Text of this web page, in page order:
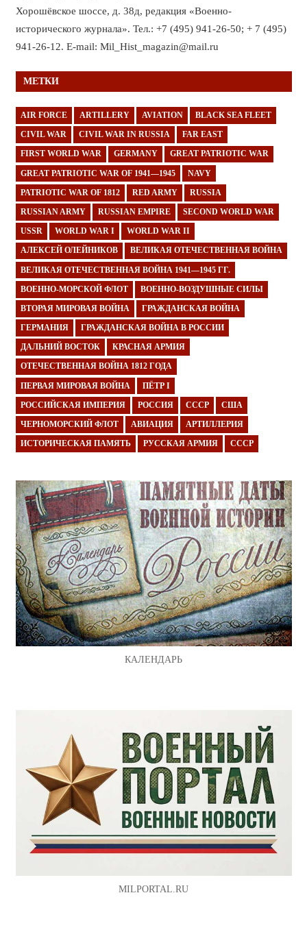
Хорошёвское шоссе, д. 38д, редакция «Военно-
исторического журнала». Тел.: +7 (495) 941-26-50; + 7 (495)
941-26-12. E-mail: Mil_Hist_magazin@mail.ru
МЕТКИ
AIR FORCE ARTILLERY AVIATION BLACK SEA FLEET
CIVIL WAR CIVIL WAR IN RUSSIA FAR EAST
FIRST WORLD WAR GERMANY GREAT PATRIOTIC WAR
GREAT PATRIOTIC WAR OF 1941—1945 NAVY
PATRIOTIC WAR OF 1812 RED ARMY RUSSIA
RUSSIAN ARMY RUSSIAN EMPIRE SECOND WORLD WAR
USSR WORLD WAR I WORLD WAR II
АЛЕКСЕЙ ОЛЕЙНИКОВ ВЕЛИКАЯ ОТЕЧЕСТВЕННАЯ ВОЙНА
ВЕЛИКАЯ ОТЕЧЕСТВЕННАЯ ВОЙНА 1941—1945 ГГ.
ВОЕННО-МОРСКОЙ ФЛОТ ВОЕННО-ВОЗДУШНЫЕ СИЛЫ
ВТОРАЯ МИРОВАЯ ВОЙНА ГРАЖДАНСКАЯ ВОЙНА
ГЕРМАНИЯ ГРАЖДАНСКАЯ ВОЙНА В РОССИИ
ДАЛЬНИЙ ВОСТОК КРАСНАЯ АРМИЯ
ОТЕЧЕСТВЕННАЯ ВОЙНА 1812 ГОДА
ПЕРВАЯ МИРОВАЯ ВОЙНА ПЁТР I
РОССИЙСКАЯ ИМПЕРИЯ РОССИЯ СССР США
ЧЕРНОМОРСКИЙ ФЛОТ АВИАЦИЯ АРТИЛЛЕРИЯ
ИСТОРИЧЕСКАЯ ПАМЯТЬ РУССКАЯ АРМИЯ СССР
КАЛЕНДАРЬ
MILPORTAL.RU